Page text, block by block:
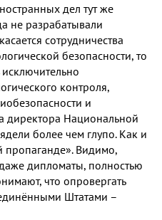
дел тут же
не разрабатывали
сотрудничества
безопасности, то
исключительно
контроля,
и
директора Национальной
более чем глупо. Как и
пропаганде». Видимо,
дипломаты, полностью
что опровергать
Штатами –